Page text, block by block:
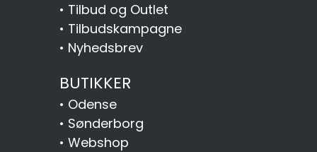
• Tilbud og Outlet
• Tilbudskampagne
• Nyhedsbrev
BUTIKKER
• Odense
• Sønderborg
• Webshop